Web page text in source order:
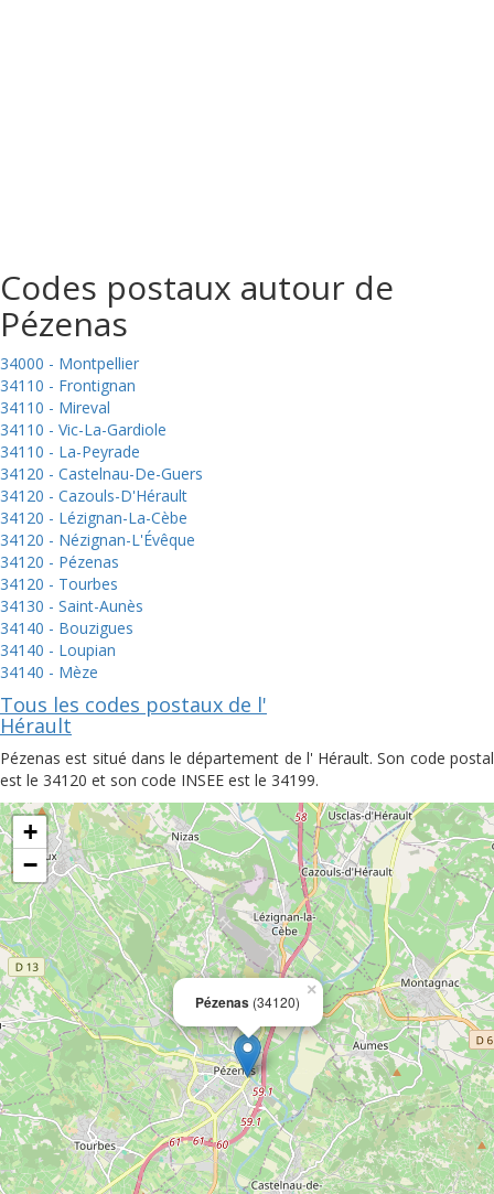
Codes postaux autour de
Pézenas
34000 - Montpellier
34110 - Frontignan
34110 - Mireval
34110 - Vic-La-Gardiole
34110 - La-Peyrade
34120 - Castelnau-De-Guers
34120 - Cazouls-D'Hérault
34120 - Lézignan-La-Cèbe
34120 - Nézignan-L'Évêque
34120 - Pézenas
34120 - Tourbes
34130 - Saint-Aunès
34140 - Bouzigues
34140 - Loupian
34140 - Mèze
Tous les codes postaux de l'
Hérault
Pézenas est situé dans le département de l' Hérault. Son code postal
est le 34120 et son code INSEE est le 34199.
Pézenas (34120)
×
+
−